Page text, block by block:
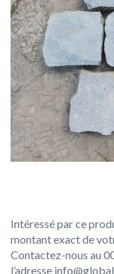
Intéressé par ce
montant exact de
Contactez-nous au
l’adresse